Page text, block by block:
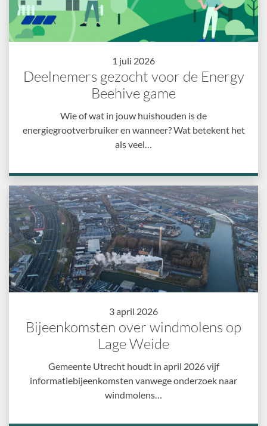
1 juli 2026
Deelnemers gezocht voor de Energy
Beehive game
Wie of wat in jouw huishouden is de
energiegrootverbruiker en wanneer? Wat betekent het
als veel…
3 april 2026
Bijeenkomsten over windmolens op
Lage Weide
Gemeente Utrecht houdt in april 2026 vijf
informatiebijeenkomsten vanwege onderzoek naar
windmolens…